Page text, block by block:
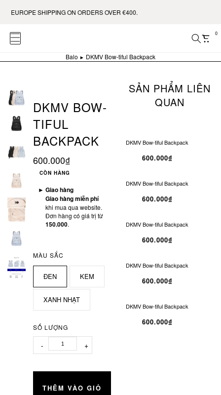
SHIPPING ON ORDERS OVER €400.
0
Balo DKMV Bow-tiful Backpack
DKMV BOW-
TIFUL
BACKPACK
600.000₫
CÒN HÀNG
► Giao hàng
Giao hàng miễn phí
khi mua qua website.
Đơn hàng có giá trị từ
150.000.
MÀU SẮC
ĐEN KEM
XANH NHẠT
SỐ LƯỢNG
- +
THÊM VÀO GIỎ
SẢN PHẨM LIÊN
QUAN
DKMV Bow-tiful Backpack
600.000₫
DKMV Bow-tiful Backpack
600.000₫
DKMV Bow-tiful Backpack
600.000₫
DKMV Bow-tiful Backpack
600.000₫
DKMV Bow-tiful Backpack
600.000₫